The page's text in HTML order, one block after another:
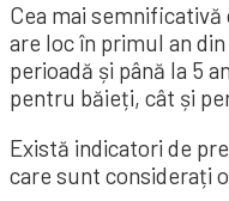
Cea mai
are loc în primul an
perioadă și până la 5
pentru băieți, cât și
Există indicatori de
care sunt considerați